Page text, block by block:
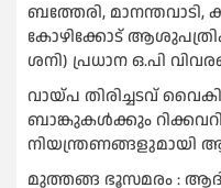
ബത്തേരി, മാനന്തവാടി,
കോഴിക്കോട്
ശനി) പ്രധാന ഒ.പി
വായ്പ തിരിച്ചടവ്
ബാങ്കുകള്‍ക്കും
മുത്തങ്ങ ഭൂസമരം :